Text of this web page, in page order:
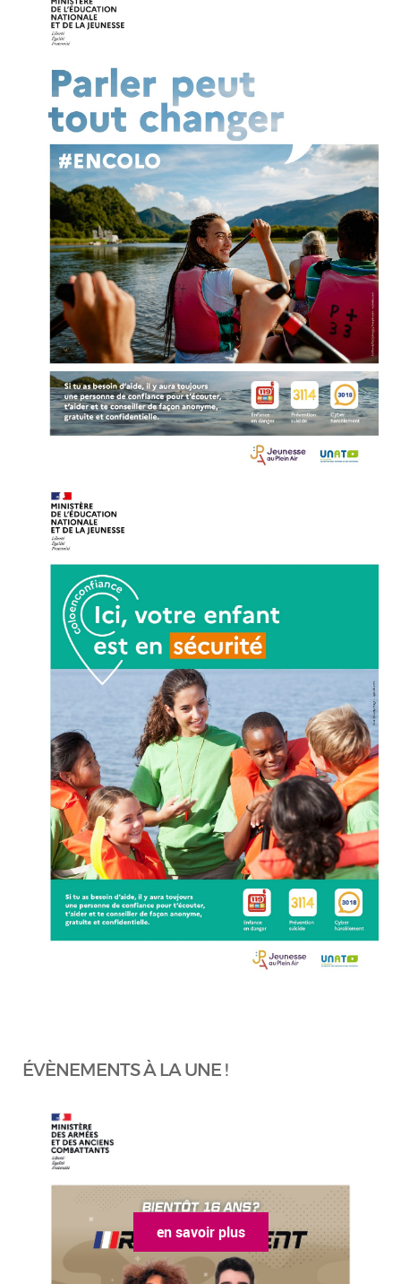
ÉVÈNEMENTS À LA UNE !
en savoir plus